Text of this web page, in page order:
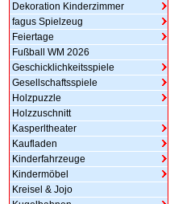
Dekoration Kinderzimmer
fagus Spielzeug
Feiertage
Fußball WM 2026
Geschicklichkeitsspiele
Gesellschaftsspiele
Holzpuzzle
Holzzuschnitt
Kasperltheater
Kaufladen
Kinderfahrzeuge
Kindermöbel
Kreisel & Jojo